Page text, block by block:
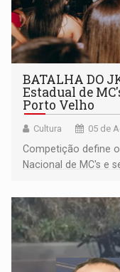
BATALHA DO
Estadual de
Porto Velho
Cultura 05 de
Competição define
Nacional de MC's e